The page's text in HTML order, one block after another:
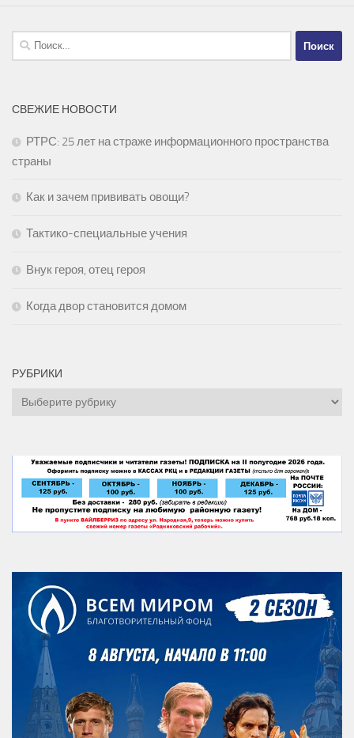
Найти:
СВЕЖИЕ НОВОСТИ
РТРС: 25 лет на страже информационного пространства
страны
Как и зачем прививать овощи?
Тактико-специальные учения
Внук героя, отец героя
Когда двор становится домом
РУБРИКИ
Рубрики